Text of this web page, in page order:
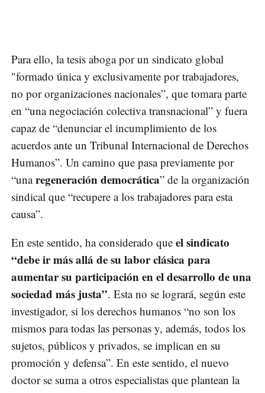
Para ello, la tesis aboga por un sindicato global
"formado única y exclusivamente por trabajadores,
no por organizaciones nacionales”, que tomara parte
en “una negociación colectiva transnacional” y fuera
capaz de “denunciar el incumplimiento de los
acuerdos ante un Tribunal Internacional de Derechos
Humanos”. Un camino que pasa previamente por
“unaregeneración democrática” de la organización
sindical que “recupere a los trabajadores para esta
causa”.
En este sentido, ha considerado que el sindicato
“debe ir más allá de su labor clásica para
aumentar su participación en el desarrollo de una
sociedad más justa”. Esta no se logrará, según este
investigador, si los derechos humanos “no son los
mismos para todas las personas y, además, todos los
sujetos, públicos y privados, se implican en su
promoción y defensa”. En este sentido, el nuevo
doctor se suma a otros especialistas que plantean la